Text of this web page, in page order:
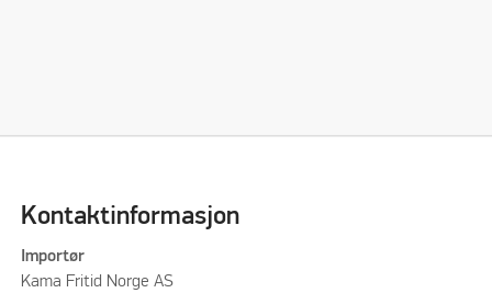
Kontaktinformasjon
Importør
Kama Fritid Norge AS